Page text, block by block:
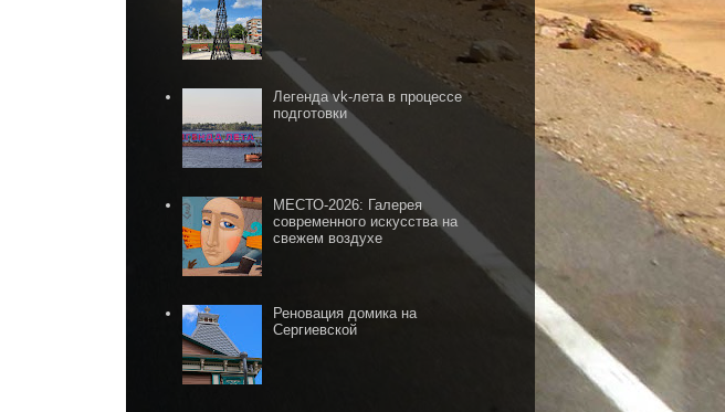
Легенда vk-лета в процессе
подготовки
МЕСТО-2026: Галерея
современного искусства на
свежем воздухе
Реновация домика на
Сергиевской